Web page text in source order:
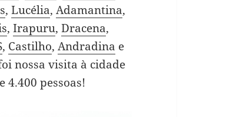
, Lucélia, Adamantina,
, Irapuru, Dracena,
, Castilho, Andradina e
nossa visita à cidade
4.400 pessoas!